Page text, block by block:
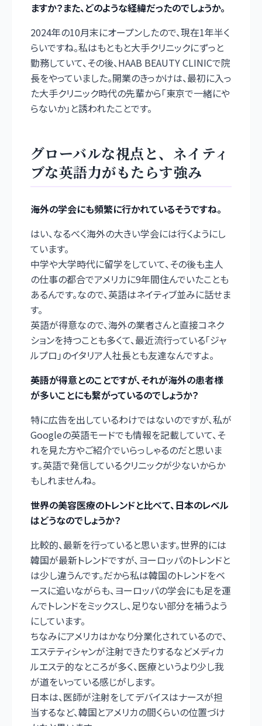
ますか？また、どのような経緯だったのでしょうか。
2024年の10月末にオープンしたので、現在1年半く
らいですね。私はもともと大手クリニックにずっと
勤務していて、その後、HAAB BEAUTY CLINICで院
長をやっていました。開業のきっかけは、最初に入っ
た大手クリニック時代の先輩から「東京で一緒にや
らないか」と誘われたことです。
グローバルな視点と、ネイティ
ブな英語力がもたらす強み
――海外の学会にも頻繁に行かれているそうですね。
はい、なるべく海外の大きい学会には行くようにし
ています。
中学や大学時代に留学をしていて、その後も主人
の仕事の都合でアメリカに9年間住んでいたことも
あるんです。なので、英語はネイティブ並みに話せま
す。
英語が得意なので、海外の業者さんと直接コネク
ションを持つことも多くて、最近流行っている「ジャ
ルプロ」のイタリア人社長とも友達なんですよ。
――英語が得意とのことですが、それが海外の患者様
が多いことにも繋がっているのでしょうか？
特に広告を出しているわけではないのですが、私が
Googleの英語モードでも情報を記載していて、そ
れを見た方やご紹介でいらっしゃるのだと思いま
す。英語で発信しているクリニックが少ないからか
もしれませんね。
――世界の美容医療のトレンドと比べて、日本のレベル
はどうなのでしょうか？
比較的、最新を行っていると思います。世界的には
韓国が最新トレンドですが、ヨーロッパのトレンドと
は少し違うんです。だから私は韓国のトレンドをベ
ースに追いながらも、ヨーロッパの学会にも足を運
んでトレンドをミックスし、足りない部分を補うよう
にしています。
ちなみにアメリカはかなり分業化されているので、
エステティシャンが注射できたりするなどメディカ
ルエステ的なところが多く、医療というより少し我
が道をいっている感じがします。
日本は、医師が注射をしてデバイスはナースが担
当するなど、韓国とアメリカの間くらいの位置づけ